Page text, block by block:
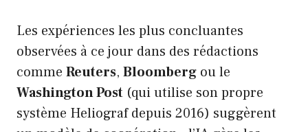
Les expériences les plus concluantes
observées à ce jour dans des rédactions
comme Reuters, Bloomberg ou le
Washington Post (qui utilise son propre
système Heliograf depuis 2016) suggèrent